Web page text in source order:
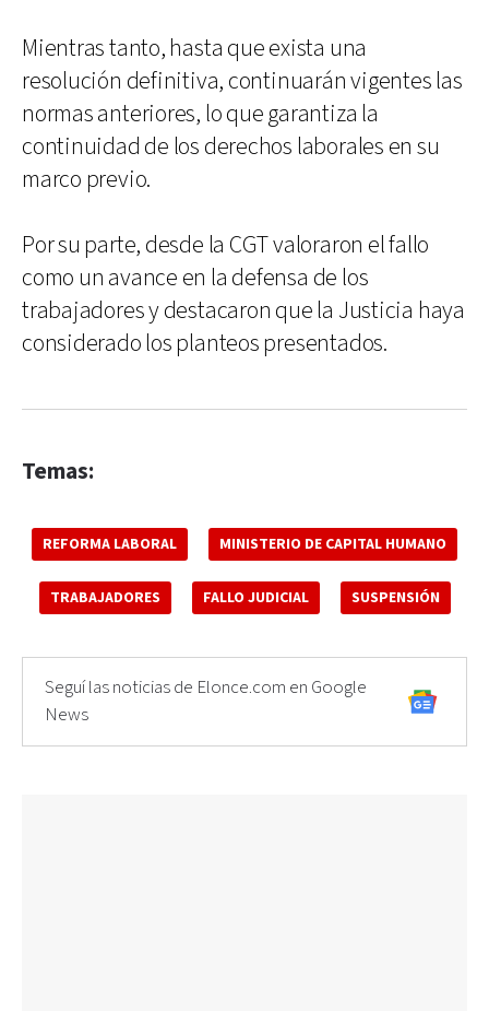
Mientras tanto, hasta que exista una
resolución definitiva, continuarán vigentes las
normas anteriores, lo que garantiza la
continuidad de los derechos laborales en su
marco previo.
Por su parte, desde la CGT valoraron el fallo
como un avance en la defensa de los
trabajadores y destacaron que la Justicia haya
considerado los planteos presentados.
Temas:
REFORMA LABORAL MINISTERIO DE CAPITAL HUMANO
TRABAJADORES FALLO JUDICIAL SUSPENSIÓN
Seguí las noticias de Elonce.com en Google
News